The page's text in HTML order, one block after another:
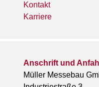
Kontakt
Karriere
Anschrift und
Müller Messebau